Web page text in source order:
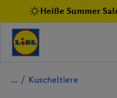
Heiße Summer
/ Kuscheltiere